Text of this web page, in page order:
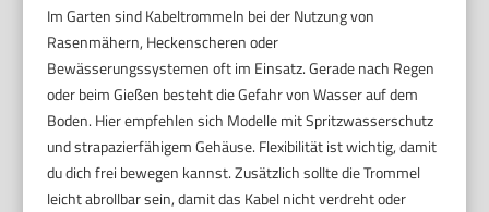
Im Garten sind Kabeltrommeln bei der Nutzung von
Rasenmähern, Heckenscheren oder
Bewässerungssystemen oft im Einsatz. Gerade nach Regen
oder beim Gießen besteht die Gefahr von Wasser auf dem
Boden. Hier empfehlen sich Modelle mit Spritzwasserschutz
und strapazierfähigem Gehäuse. Flexibilität ist wichtig, damit
du dich frei bewegen kannst. Zusätzlich sollte die Trommel
leicht abrollbar sein, damit das Kabel nicht verdreht oder